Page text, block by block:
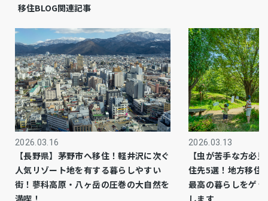
駐車場 有
上水道 公共
下水道 公共
ガス
都市計画 市街化区域
用途地域
移住BLOG関連記事
2026.03.16
【長野県】茅野市へ移住！軽井沢に次ぐ
人気リゾート地を有する暮らしやすい
街！蓼科高原・八ヶ岳の圧巻の大自然を
2026.03.13
【虫が苦手な方必
住先5選！地方移住
最高の暮らしをゲ